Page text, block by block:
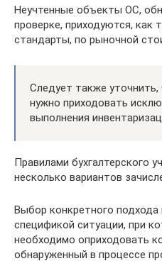
Неучтенные объекты ОС,
проверке, приходуются,
стандарты, по рыночной
Следует также
нужно приходовать
выполнения
Правилами бухгалтерского
несколько вариантов
Выбор конкретного подхода
спецификой ситуации, при
необходимо оприходовать
обнаруженный в процессе